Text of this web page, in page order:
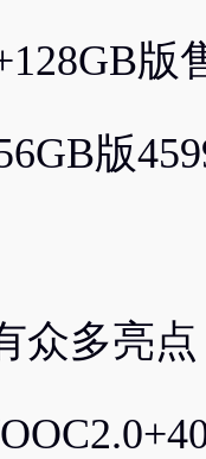
版
版
众多亮